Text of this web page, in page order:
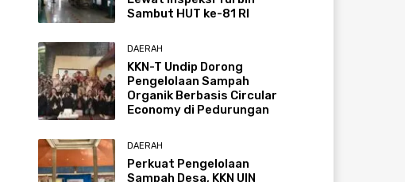
Sambut HUT ke-81 RI
DAERAH
KKN-T Undip Dorong
Pengelolaan Sampah
Organik Berbasis Circular
Economy di Pedurungan
DAERAH
Perkuat Pengelolaan
Sampah Desa, KKN UIN